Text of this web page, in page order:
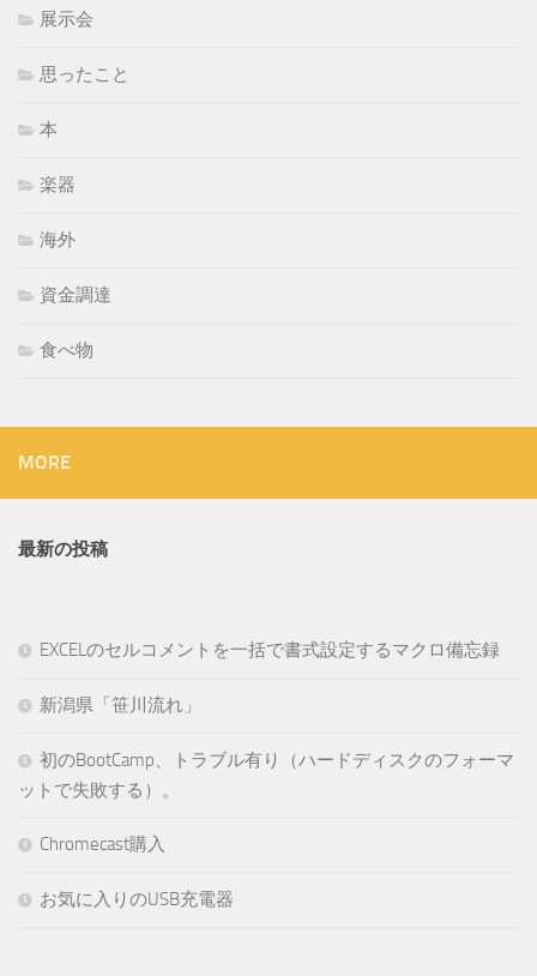
展示会
思ったこと
本
楽器
海外
資金調達
食べ物
MORE
最新の投稿
EXCELのセルコメントを一括で書式設定するマクロ備忘録
新潟県「笹川流れ」
初のBootCamp、トラブル有り（ハードディスクのフォーマ
ットで失敗する）。
Chromecast購入
お気に入りのUSB充電器